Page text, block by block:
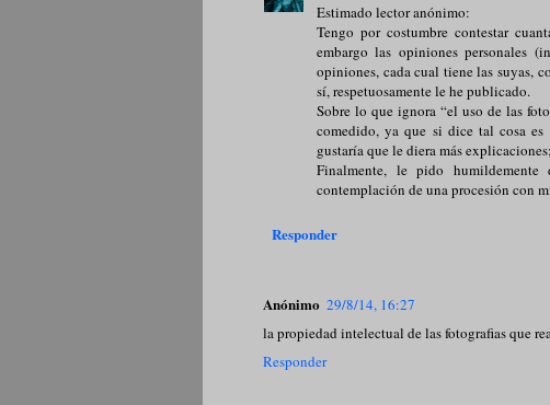
Estimado lector anónimo:
Tengo por costumbre contestar
embargo las opiniones personales
opiniones, cada cual tiene las suyas,
sí, respetuosamente le he publicado.
Sobre lo que ignora “el uso de las
comedido, ya que si dice tal cosa
gustaría que le diera más
Finalmente, le pido
contemplación de una procesión con
Responder
Anónimo 29/8/14, 16:27
la propiedad intelectual de las fotografias que
Responder